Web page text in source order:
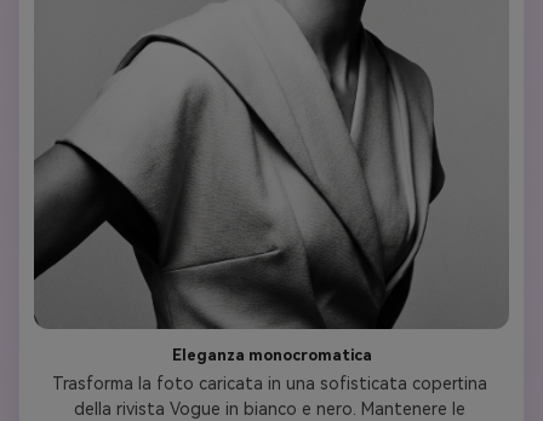
Eleganza monocromatica
Trasforma la foto caricata in una sofisticata copertina
della rivista Vogue in bianco e nero. Mantenere le